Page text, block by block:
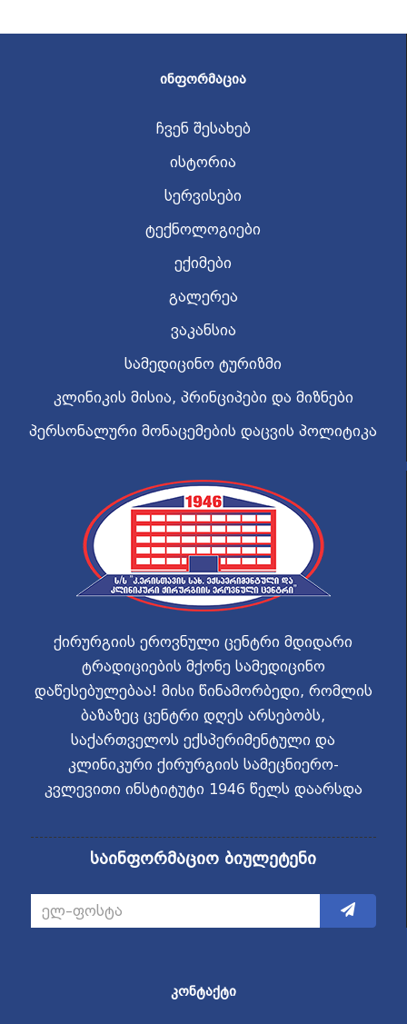
ᲘᲜᲤᲝᲠᲛᲐᲪᲘᲐ
ჩვენ შესახებ
ისტორია
სერვისები
ტექნოლოგიები
ექიმები
გალერეა
ვაკანსია
სამედიცინო ტურიზმი
კლინიკის მისია, პრინციპები და მიზნები
პერსონალური მონაცემების დაცვის პოლიტიკა
ქირურგიის ეროვნული ცენტრი მდიდარი
ტრადიციების მქონე სამედიცინო
დაწესებულებაა! მისი წინამორბედი, რომლის
ბაზაზეც ცენტრი დღეს არსებობს,
საქართველოს ექსპერიმენტული და
კლინიკური ქირურგიის სამეცნიერო-
კვლევითი ინსტიტუტი 1946 წელს დაარსდა
საინფორმაციო ბიულეტენი
ᲙᲝᲜᲢᲐᲥᲢᲘ